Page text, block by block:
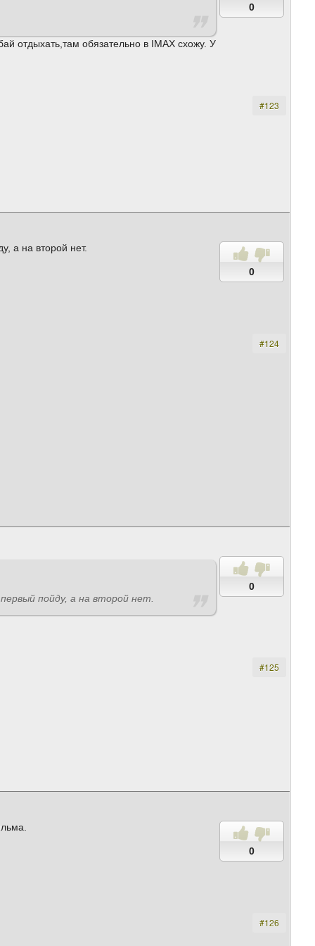
0
отдыхать,там обязательно в IMAX схожу. У
#123
0
а на второй нет.
#124
0
пойду, а на второй нет.
#125
0
#126